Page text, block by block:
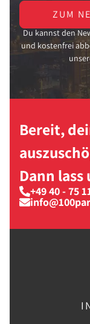
ZUM
Du kannst den
und kostenfrei
Bereit,
Dann
+49 40 - 75